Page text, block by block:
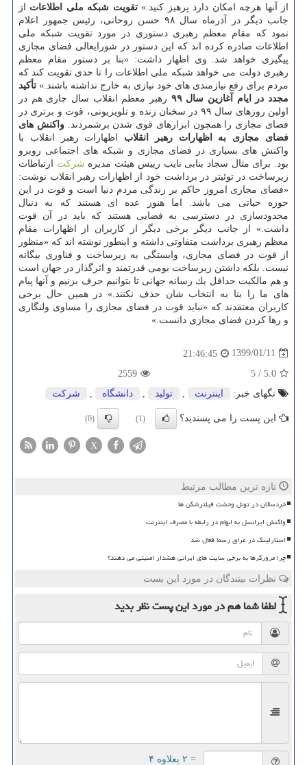
از آنها هرچه امكان دارد پرهیز كنید.»تقویت شبكه ملی اطلاعات از
جانب دیگر در آذرماه سال ۹۸ حسن روحانی، رئیس جمهور اعلام
نمود كه مقام معظم رهبری دستوری در مورد تقویت شبكه ملی
اطلاعات صادره كرده اند كه این دستور در شورایعالی فضای مجازی
پیگیری خواهد شد. وی اظهار داشت: «بنا بر دستور مقام معظم
رهبری دولت می خواهد شبكه ملی اطلاعات را تا حدی تقویت كند كه
مردم برای رفع نیازمندی های خود نیازی به خارج نداشته باشند.» تأكید
مجدد در ایام آغازین سال ۹۹
رهبر معظم انقلاب سال جاری هم در
اولین روزهای سال ۹۹ در سخنان زنده و تلویزیونی، قوت و برتری در
فضای مجازی را همچون ابزارهای قوی شدن برشمردند.واكنش های
فضای مجازی به اظهارات رهبر انقلاب اظهارات رهبر انقلاب با
واكنش های بسیاری در فضای مجازی و شبكه های اجتماعی روبرو
بود. برای مثال سجاد بنابی نایب رییس هیئت مدیره شركت ارتباطات
زیرساخت در توئیتر در برداشت خود از اظهارات رهبر انقلاب نوشت:
«فضای مجازی امروز حاكم بر زندگی مردم دنیا است و قوت در این
حوزه حیاتی می باشد. اما هنوز عده ای هستند كه به دنبال
محدودسازی در دسترسی به فضایی هستند كه باید در آن قوت
داشت.» از جانب دیگر برخی دیگر از كاربران از اظهارات مقام
معظم رهبری برداشت متفاوتی داشته و اینطور نوشته اند كه «منظور
از قوت در فضای مجازی، وابستگی به زیرساخت و فناوری بیگانه
نیست. بلكه داشتن زیرساخت بومی قدرتمند و اثرگذار در جهان است
و هم مالكیت حداقل یك رسانه جهانی تا بتوانیم حرف بزنیم و آنها پیام
های ما را بنا به انتخاب شان حذف نكنند.» در همین حال برخی
كاربران معتقدند كه «نباید قوت در فضای مجازی را مساوی ولنگاری
و رها كردن فضای مجازی دانست.»
1399/01/11
21:46:45
5.0
/
5
2559
تگهای خبر:
اینترنت تولید دانشگاه شركت
این پست را می پسندید؟ (1)
(0)
X
تازه ترین مطالب مرتبط
خردسالان در تونل وحشت فیلترشکن ها
واکنش ایرانسل به ابهام در رابطه با مصرف اینترنت
استارلینک در عراق رسما فعال شد
چرا مرورگرها به برخی سایت های ایرانی هشدار امنیتی می دهند؟
نظرات بینندگان در مورد این پست
لطفا شما همدر مورد این پستنظر بدید
= ۲ بعلاوه ۴